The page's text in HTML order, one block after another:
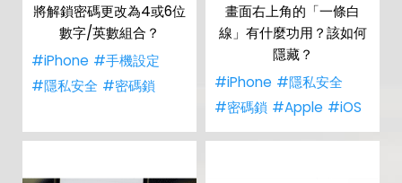
將解鎖密碼更改為4或6位
數字/英數組合？
#iPhone #手機設定
#隱私安全 #密碼鎖
畫面右上角的「一條白
線」有什麼功用？該如何
隱藏？
#iPhone #隱私安全
#密碼鎖 #Apple #iOS